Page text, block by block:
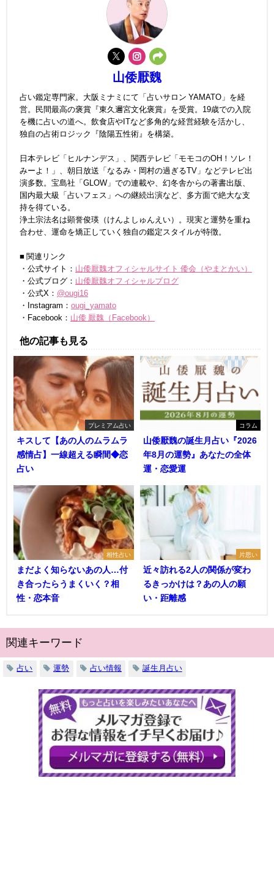
山倭厭魏
占い鑑定専門家。大阪ミナミにて「占いサロン YAMATO」を経
営。民間最高の褒賞『東久邇宮文化褒賞』を受賞。19歳での入院
を機に占いの道へ。飲食店やITなど多角的な経営経験を活かし、
独自の占術ロジック『陰陽五性術』を構築。
日本テレビ「ヒルナンデス」、関西テレビ「モモコのOH！ソレ！
みーよ！」、朝日放送「なるみ・岡村の過ぎるTV」などテレビ出
演多数。宝島社「GLOW」での連載や、幻冬舎からの著書出版、
国内最大級「占いフェス」への継続出演など、多方面で絶大な支
持を得ている。
浄土宗法名は顕誉俊瑛（けんよしゅんえい）。現実と運勢を重ね
合わせ、運命を矯正していく独自の鑑定スタイルが特徴。
■ 関連リンク
・公式サイト： 山倭厭魏オフィシャルサイト 倭会（やまとかい）
・公式ブログ： 山倭厭魏オフィシャルブログ
・公式X： @ougi16
・Instagram： ougi_yamato
・Facebook： 山倭 厭魏（Facebook）
他の記事も見る
プレミアム占い
キスして【あの人のムラムラ
感情占】一線超える瞬間◆恋
占い
コラム
山倭厭魏の誕生月占い『2026
年8月の運勢』あなたの全体
運・恋愛運
相性占い
まだよく知らないあの人…付
き合ったらうまくいく？相
性・恋本音
片思い
近々訪れる2人の関係が変わ
るきっかけは？あの人の願
い・距離感
関連キーワード
占い 運勢 占い情報 誕生月占い